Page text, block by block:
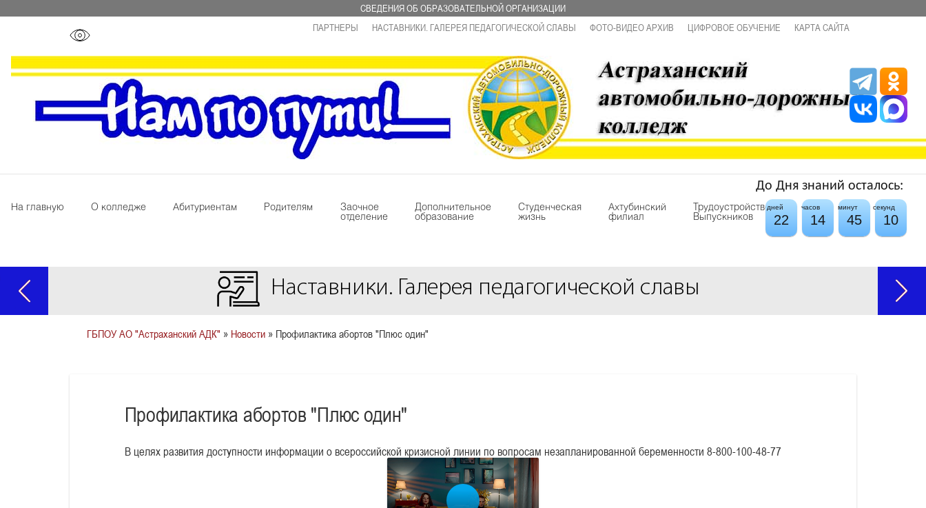
СВЕДЕНИЯ ОБ ОБРАЗОВАТЕЛЬНОЙ ОРГАНИЗАЦИИ
ПАРТНЕРЫ
НАСТАВНИКИ. ГАЛЕРЕЯ ПЕДАГОГИЧЕСКОЙ СЛАВЫ ФОТО-ВИДЕО АРХИВ ЦИФРОВОЕ ОБУЧЕНИЕ КАРТА САЙТА
На главную О колледже Абитуриентам Родителям
Заочное
отделение
Дополнительное
образование
Студенческая
жизнь
Ахтубинский
филиал
Трудоустройство
Выпускников
До Дня знаний осталось:
дней часов минут секунд
22 14 45 10
Наставники. Галерея педагогической славы
ГБПОУ АО "Астраханский АДК" » Новости» Профилактика абортов "Плюс один"
Профилактика абортов "Плюс один"
В целях развития доступности информации о всероссийской кризисной линии по вопросам незапланированной беременности 8-800-100-48-77